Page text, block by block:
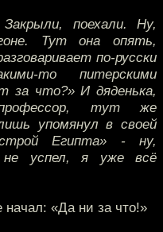
поехали. Ну,
Тут она опять,
по-русски
то питерскими
за что?» И дяденька,
тут же
упомянул в своей
строй Египта» - ну,
не успел, я уже всё
начал: «Да ни за что!»